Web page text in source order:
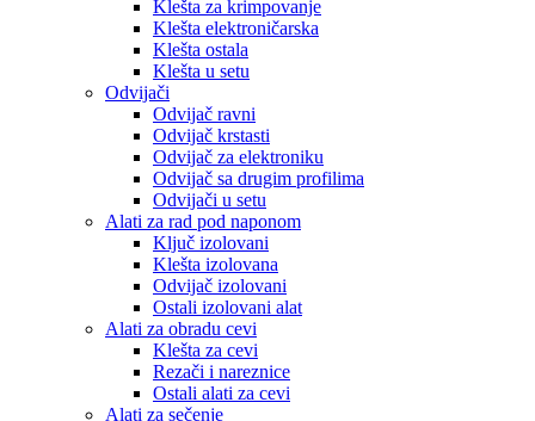
Klešta za krimpovanje
Klešta elektroničarska
Klešta ostala
Klešta u setu
Odvijači
Odvijač ravni
Odvijač krstasti
Odvijač za elektroniku
Odvijač sa drugim profilima
Odvijači u setu
Alati za rad pod naponom
Ključ izolovani
Klešta izolovana
Odvijač izolovani
Ostali izolovani alat
Alati za obradu cevi
Klešta za cevi
Rezači i nareznice
Ostali alati za cevi
Alati za sečenje